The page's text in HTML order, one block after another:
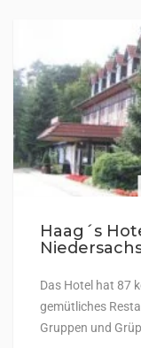
Haag´s
Das Hotel hat 87
gemütliches
Gruppen und